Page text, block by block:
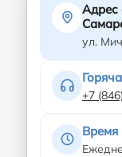
Адрес
ул.
+7
Время